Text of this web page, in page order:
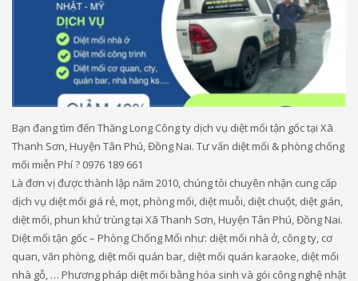
Bạn đang tìm đến Thăng Long Công ty dịch vụ diệt mối tận gốc tại Xã
Thanh Sơn, Huyện Tân Phú, Đồng Nai. Tư vấn diệt mối & phòng chống
mối miễn Phí ? 0976 189 661
Là đơn vị được thành lập năm 2010, chúng tôi chuyên nhận cung cấp
dịch vụ diệt mối giá rẻ, mọt, phòng mối, diệt muỗi, diệt chuột, diệt gián,
diệt mối, phun khử trùng tại Xã Thanh Sơn, Huyện Tân Phú, Đồng Nai.
Diệt mối tận gốc – Phòng Chống Mối như: diệt mối nhà ở, công ty, cơ
quan, văn phòng, diệt mối quán bar, diệt mối quán karaoke, diệt mối
nhà gỗ, … Phương pháp diệt mối bằng hóa sinh và gói công nghệ nhật